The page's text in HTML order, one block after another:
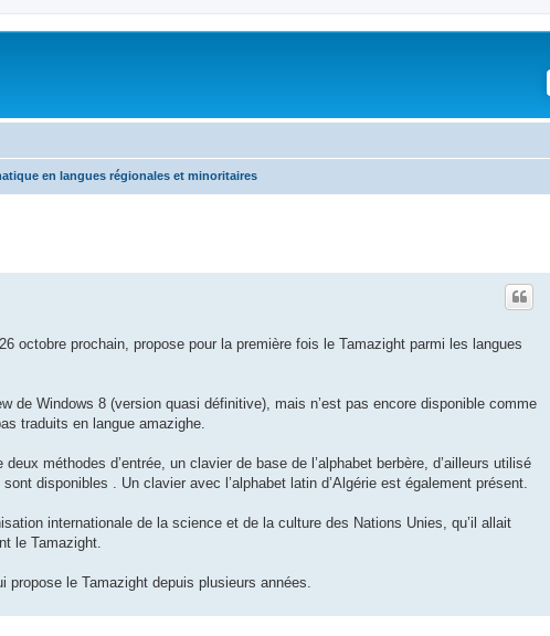
en langues régionales et minoritaires
octobre prochain, propose pour la première fois le Tamazight parmi les langues
de Windows 8 (version quasi définitive), mais n’est pas encore disponible comme
traduits en langue amazighe.
méthodes d’entrée, un clavier de base de l’alphabet berbère, d’ailleurs utilisé
disponibles . Un clavier avec l’alphabet latin d’Algérie est également présent.
internationale de la science et de la culture des Nations Unies, qu’il allait
le Tamazight.
le Tamazight depuis plusieurs années.